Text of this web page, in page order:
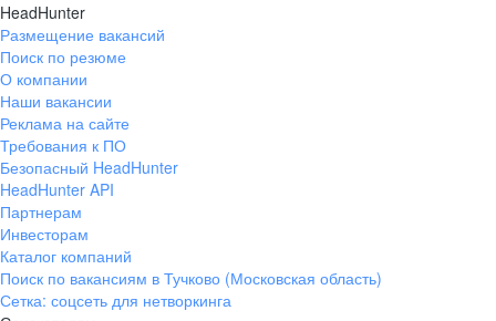
HeadHunter
Размещение вакансий
Поиск по резюме
О компании
Наши вакансии
Реклама на сайте
Требования к ПО
Безопасный HeadHunter
HeadHunter API
Партнерам
Инвесторам
Каталог компаний
Поиск по вакансиям в Тучково (Московская область)
Сетка: соцсеть для нетворкинга